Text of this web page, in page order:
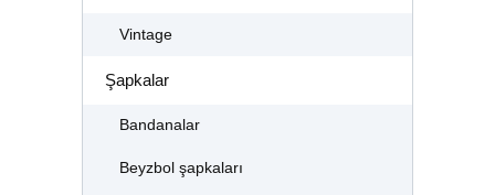
Vintage
Şapkalar
Bandanalar
Beyzbol şapkaları